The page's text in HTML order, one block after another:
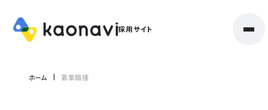
ホーム 募集職種